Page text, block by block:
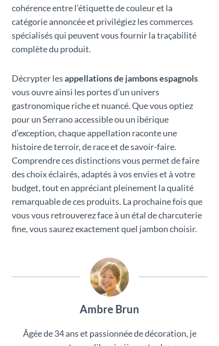
cohérence entre l’étiquette de couleur et la
catégorie annoncée et privilégiez les commerces
spécialisés qui peuvent vous fournir la traçabilité
complète du produit.
Décrypter lesappellations de jambons espagnols
vous ouvre ainsi les portes d’un univers
gastronomique riche et nuancé. Que vous optiez
pour un Serrano accessible ou un ibérique
d’exception, chaque appellation raconte une
histoire de terroir, de race et de savoir-faire.
Comprendre ces distinctions vous permet de faire
des choix éclairés, adaptés à vos envies et à votre
budget, tout en appréciant pleinement la qualité
remarquable de ces produits. La prochaine fois que
vous vous retrouverez face à un étal de charcuterie
fine, vous saurez exactement quel jambon choisir.
Ambre Brun
Âgée de 34 ans et passionnée de décoration, je